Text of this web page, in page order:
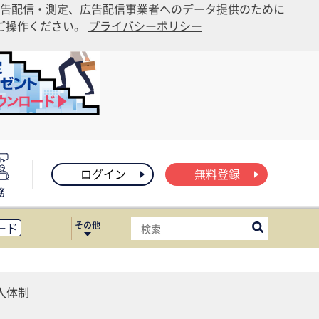
配信・測定、広告配信事業者へのデータ提供のために
作ください。 プライバシーポリシー
ログイン 無料登録
ド
ス移転
その他
体制